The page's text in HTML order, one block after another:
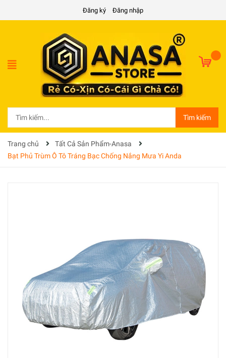
Đăng ký Đăng nhập
Tìm kiếm
Trang chủ
Tất Cả Sản Phẩm-Anasa
Bạt Phủ Trùm Ô Tô Tráng Bạc Chống Nắng Mưa Yi Anda